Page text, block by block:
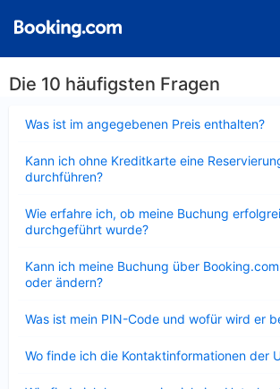
Die 10 häufigsten Fragen
Was ist im angegebenen Preis enthalten?
Kann ich ohne Kreditkarte eine
durchführen?
Wie erfahre ich, ob meine Buchung
durchgeführt wurde?
Kann ich meine Buchung über
oder ändern?
Was ist mein PIN-Code und wofür wird er
Wo finde ich die Kontaktinformationen der